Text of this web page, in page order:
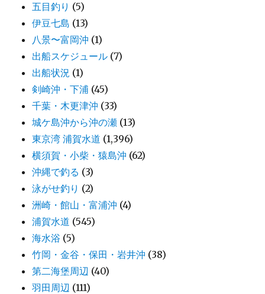
五目釣り (5)
伊豆七島 (13)
八景〜富岡沖 (1)
出船スケジュール (7)
出船状況 (1)
剣崎沖・下浦 (45)
千葉・木更津沖 (33)
城ケ島沖から沖の瀬 (13)
東京湾 浦賀水道 (1,396)
横須賀・小柴・猿島沖 (62)
沖縄で釣る (3)
泳がせ釣り (2)
洲崎・館山・富浦沖 (4)
浦賀水道 (545)
海水浴 (5)
竹岡・金谷・保田・岩井沖 (38)
第二海堡周辺 (40)
羽田周辺 (111)